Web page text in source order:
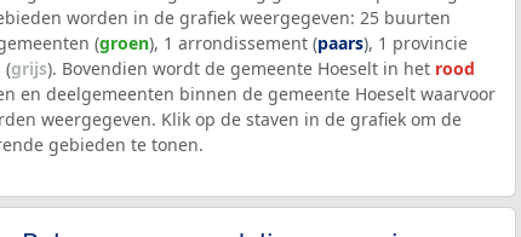
worden in de grafiek weergegeven: 25 buurten
(groen), 1 arrondissement (paars), 1 provincie
(grijs). Bovendien wordt de gemeente Hoeselt in het rood
en deelgemeenten binnen de gemeente Hoeselt waarvoor
weergegeven. Klik op de staven in de grafiek om de
gebieden te tonen.